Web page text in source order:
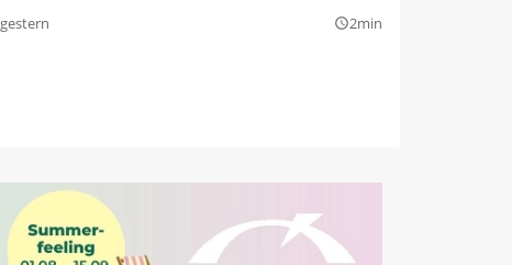
gestern query_builder2min